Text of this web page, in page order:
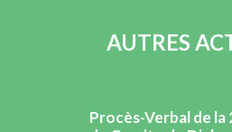
AUTRES
Procès-Verbal de la